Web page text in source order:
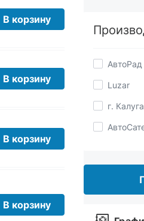
В корзину
В корзину
В корзину
В корзину
АвтоРад